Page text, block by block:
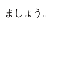
ましょう。